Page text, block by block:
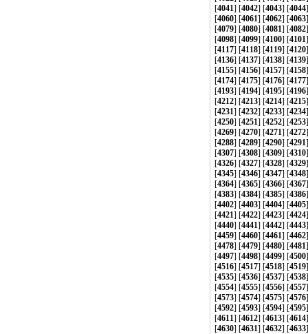
[4041] [4042] [4043] [4044
[4060] [4061] [4062] [4063
[4079] [4080] [4081] [4082
[4098] [4099] [4100] [4101
[4117] [4118] [4119] [4120
[4136] [4137] [4138] [4139
[4155] [4156] [4157] [4158
[4174] [4175] [4176] [4177
[4193] [4194] [4195] [4196
[4212] [4213] [4214] [4215
[4231] [4232] [4233] [4234
[4250] [4251] [4252] [4253
[4269] [4270] [4271] [4272
[4288] [4289] [4290] [4291
[4307] [4308] [4309] [4310
[4326] [4327] [4328] [4329
[4345] [4346] [4347] [4348
[4364] [4365] [4366] [4367
[4383] [4384] [4385] [4386
[4402] [4403] [4404] [4405
[4421] [4422] [4423] [4424
[4440] [4441] [4442] [4443
[4459] [4460] [4461] [4462
[4478] [4479] [4480] [4481
[4497] [4498] [4499] [4500
[4516] [4517] [4518] [4519
[4535] [4536] [4537] [4538
[4554] [4555] [4556] [4557
[4573] [4574] [4575] [4576
[4592] [4593] [4594] [4595
[4611] [4612] [4613] [4614
[4630] [4631] [4632] [4633